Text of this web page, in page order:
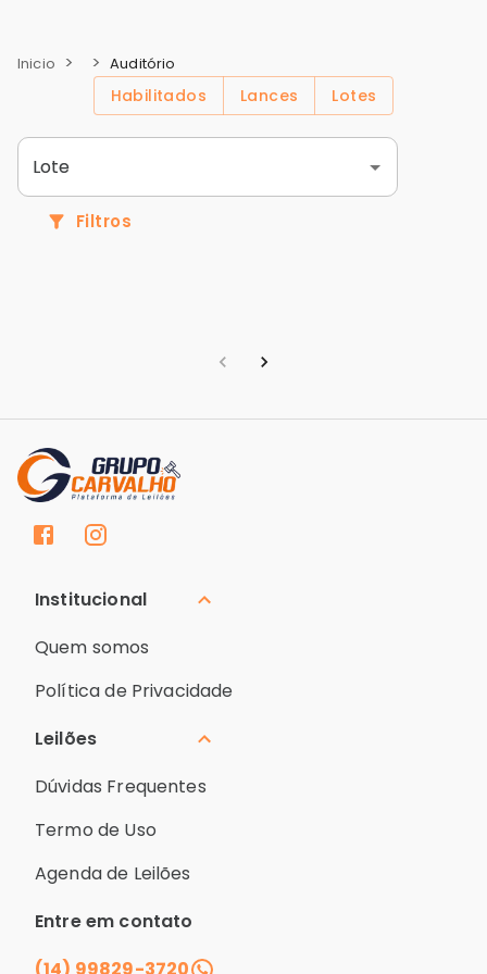
Inicio > > Auditório
Habilitados Lances Lotes
Lote
Filtros
Institucional
Quem somos
Política de Privacidade
Leilões
Dúvidas Frequentes
Termo de Uso
Agenda de Leilões
Entre em contato